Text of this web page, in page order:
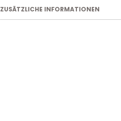
ZUSÄTZLICHE INFORMATIONEN